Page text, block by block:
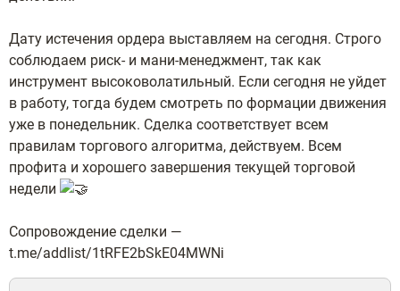
Дату истечения ордера выставляем на сегодня. Строго
соблюдаем риск- и мани-менеджмент, так как
инструмент высоковолатильный. Если сегодня не уйдет
в работу, тогда будем смотреть по формации движения
уже в понедельник. Сделка соответствует всем
правилам торгового алгоритма, действуем. Всем
профита и хорошего завершения текущей торговой
недели
Сопровождение сделки —
t.me/addlist/1tRFE2bSkE04MWNi